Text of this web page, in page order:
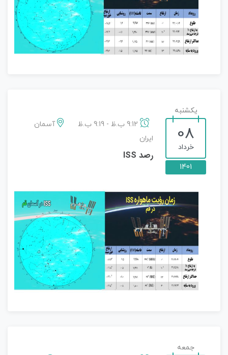
یکشنبه
08
خرداد
1401
آسمان
ایران
رصد ISS
جمعه